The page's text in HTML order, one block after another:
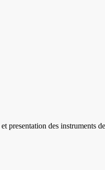
et presentation des instruments